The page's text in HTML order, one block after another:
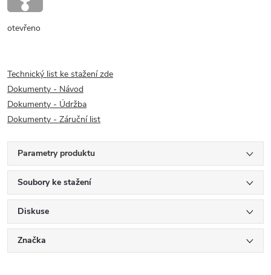
otevřeno
Technický list ke stažení zde
Dokumenty - Návod
Dokumenty - Údržba
Dokumenty - Záruční list
Parametry produktu
Soubory ke stažení
Diskuse
Značka